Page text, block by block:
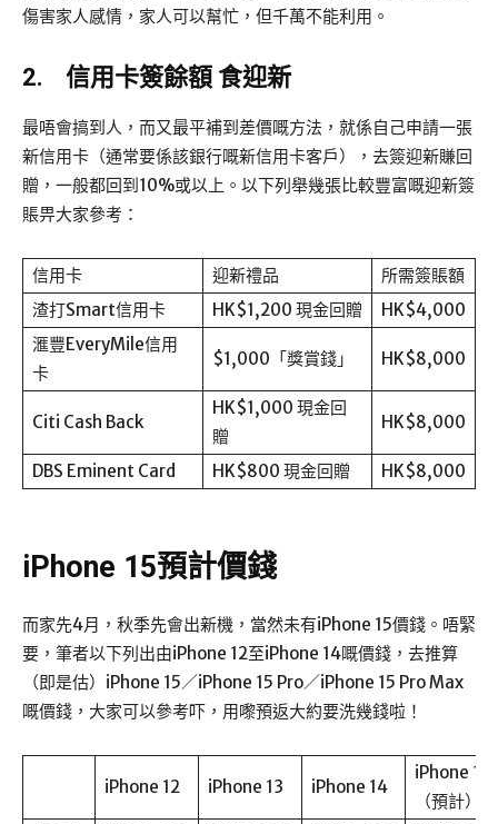
傷害家人感情，家人可以幫忙，但千萬不能利用。
2. 信用卡簽餘額 食迎新
最唔會搞到人，而又最平補到差價嘅方法，就係自己申請一張
新信用卡（通常要係該銀行嘅新信用卡客戶），去簽迎新賺回
贈，一般都回到10%或以上。以下列舉幾張比較豐富嘅迎新簽
賬畀大家參考：
信用卡 迎新禮品
所需簽賬額
渣打Smart信用卡
HK$1,200 現金回贈
HK$4,000
滙豐EveryMile信用
卡
$1,000「獎賞錢」 HK$8,000
Citi Cash Back
HK$1,000 現金回
贈
HK$8,000
DBS Eminent Card HK$800 現金回贈 HK$8,000
iPhone 15預計價錢
而家先4月，秋季先會出新機，當然未有iPhone 15價錢。唔緊
要，筆者以下列出由iPhone 12至iPhone 14嘅價錢，去推算
（即是估）iPhone 15／iPhone 15 Pro／iPhone 15 Pro Max
嘅價錢，大家可以參考吓，用嚟預返大約要洗幾錢啦！
iPhone 12 iPhone 13 iPhone 14
iPhone 15
（預計）